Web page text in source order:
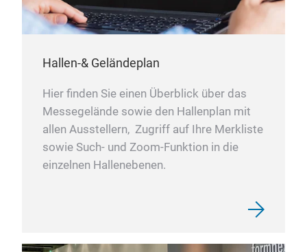
Hallen-& Geländeplan
Hier finden Sie einen Überblick über das
Messegelände sowie den Hallenplan mit
allen Ausstellern, Zugriff auf Ihre Merkliste
sowie Such- und Zoom-Funktion in die
einzelnen Hallenebenen.